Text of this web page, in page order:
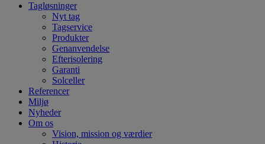
Tagløsninger
Nyt tag
Tagservice
Produkter
Genanvendelse
Efterisolering
Garanti
Solceller
Referencer
Miljø
Nyheder
Om os
Vision, mission og værdier